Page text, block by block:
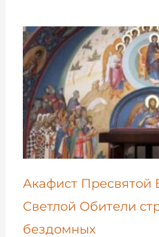
Акафист Пресвятой
Светлой Обители
бездомных